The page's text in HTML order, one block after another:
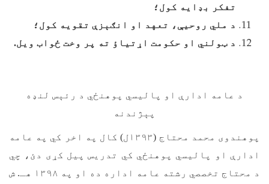
تفکر بډايه کول؛
د ملي روحيې، تعهد او انګېزې تقويه کول؛
د ټولني او حکومت اړتياؤ ته پر وخت ځواب ويل.
د عامه ادارې او پالیسي پوهنځي د رئېس لنډه
پېژندنه
پوهندوی محمد محتاج (۱۳۹۳ل) کال په اخر کي په عامه
ادارې او پالیسي پوهنځي کي تدريس پيل کړی دئ، چي
د محتاج تخصصي رشته عامه اداره ده او په ۱۳۹۸ هـ. ش